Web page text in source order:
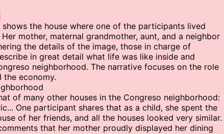
the house where one of the participants lived
mother, maternal grandmother, aunt, and a neighbor
the details of the image, those in charge of
in great detail what life was like inside and
neighborhood. The narrative focuses on the role
the economy.
of many other houses in the Congreso neighborhood:
One participant shares that as a child, she spent the
of her friends, and all the houses looked very similar.
that her mother proudly displayed her dining